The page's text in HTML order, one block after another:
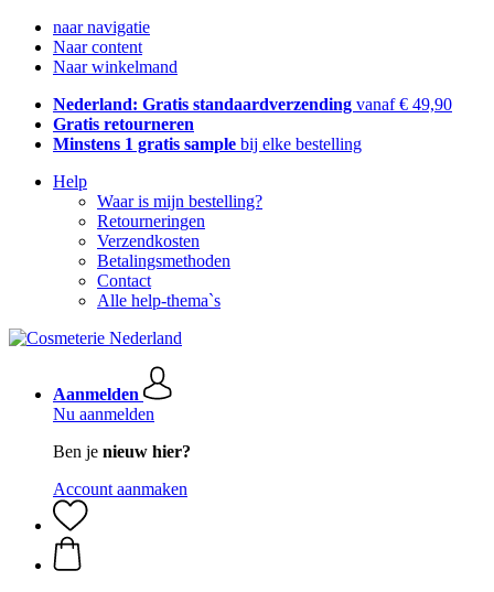
naar navigatie
Naar content
Naar winkelmand
Nederland: Gratis standaardverzending vanaf € 49,90
Gratis retourneren
Minstens 1 gratis sample bij elke bestelling
Help
Waar is mijn bestelling?
Retourneringen
Verzendkosten
Betalingsmethoden
Contact
Alle help-thema`s
Aanmelden
Nu aanmelden
Ben je nieuw hier?
Account aanmaken